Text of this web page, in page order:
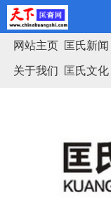
网站主页 匡氏新闻
关于我们 匡氏文化